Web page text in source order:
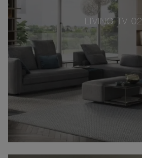
LIVING TV 02